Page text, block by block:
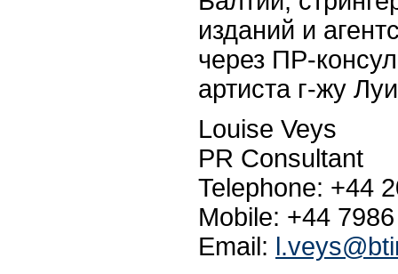
изданий и
через ПР-
артиста г-жу
Louise Veys
PR Consultant
Telephone: +44
Mobile: +44
Email: